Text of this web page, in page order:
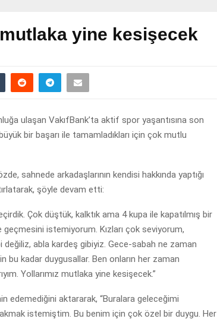
mutlaka yine kesişecek
ulaşan VakıfBank’ta aktif spor yaşantısına son
bir başarı ile tamamladıkları için çok mutlu
sahnede arkadaşlarının kendisi hakkında yaptığı
şöyle devam etti:
Çok düştük, kalktık ama 4 kupa ile kapatılmış bir
istemiyorum. Kızları çok seviyorum,
değiliz, abla kardeş gibiyiz. Gece-sabah ne zaman
bu kadar duygusallar. Ben onların her zaman
Yollarımız mutlaka yine kesişecek.”
edemediğini aktararak, “Buralara geleceğimi
istemiştim. Bu benim için çok özel bir duygu. Her